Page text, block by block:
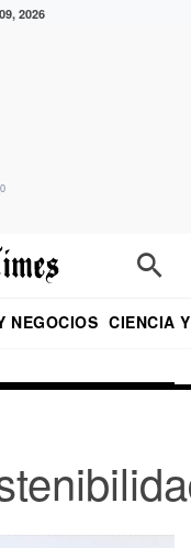
2026
NEGOCIOS CIENCIA